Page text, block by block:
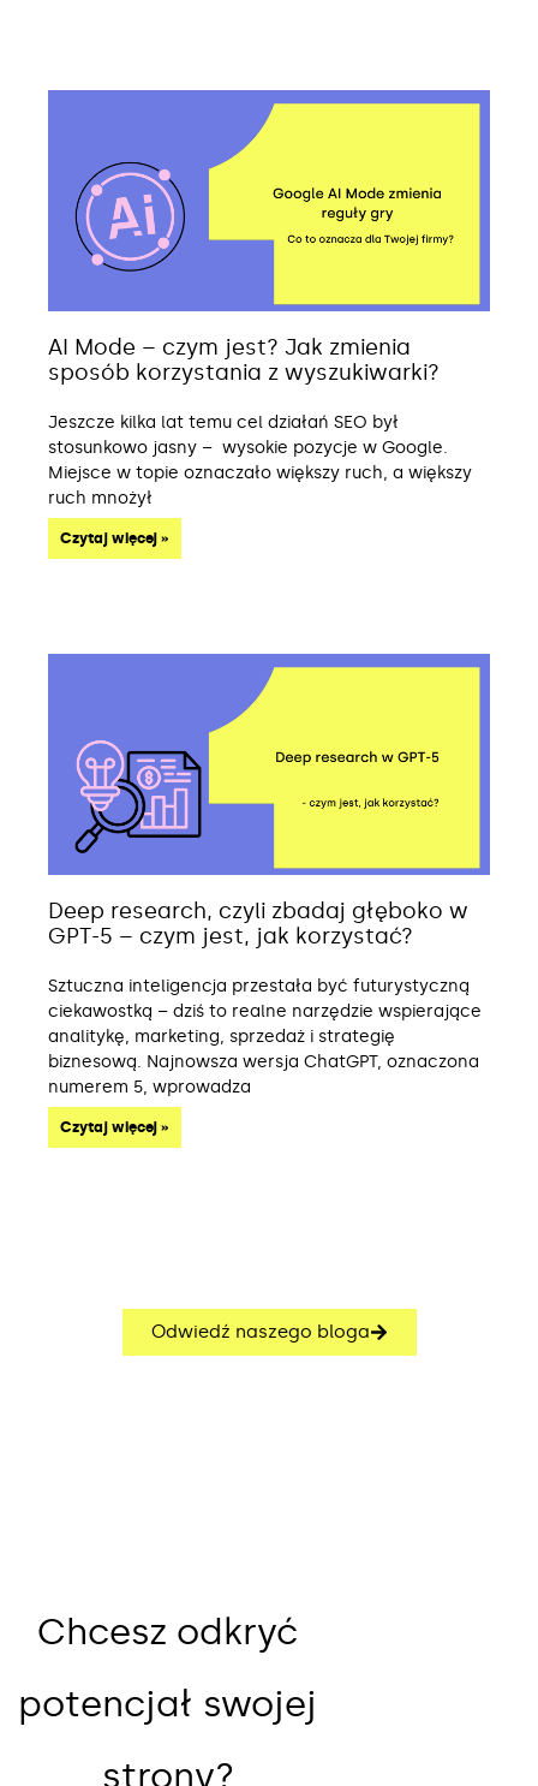
AI Mode – czym jest? Jak zmienia
sposób korzystania z wyszukiwarki?
Jeszcze kilka lat temu cel działań SEO był
stosunkowo jasny – wysokie pozycje w Google.
Miejsce w topie oznaczało większy ruch, a większy
ruch mnożył
Czytaj więcej »
Deep research, czyli zbadaj głęboko w
GPT-5 – czym jest, jak korzystać?
Sztuczna inteligencja przestała być futurystyczną
ciekawostką – dziś to realne narzędzie wspierające
analitykę, marketing, sprzedaż i strategię
biznesową. Najnowsza wersja ChatGPT, oznaczona
numerem 5, wprowadza
Czytaj więcej »
Odwiedź naszego bloga
Chcesz odkryć
potencjał swojej
strony?